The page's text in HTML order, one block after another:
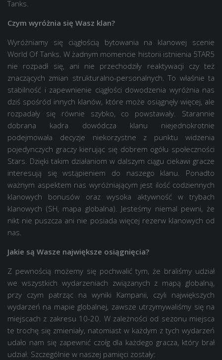
Tanks.
Czym wyróżnia się Wasz klan?
Wyróżniamy się ciągłością bytowania na klanowej scenie
World Of Tanks. W żadnym momencie historii istnienia 5TAR5
nie rozpadł się, ani nie przechodziły reaktywacji czy też
znaczących zmian strukturalno-personalnych. To właśnie ta
stabilność i zapewnienie ciągłości dowodzenia wyróżnia nas
dziś spośród innych klanów, które może osiągnęły więcej, ale
rozpadały się równie szybko, co powstawały. Starannie
dobrana kadra dowódcza klanu niejednokrotnie
podejmowała decyzje niekorzystne z punktu widzenia
pojedynczych graczy kierując się dobrem ogółu społeczności
Stars. Dzięki takim działaniom w dalszym ciągu ciekawi gracze
interesują się wstąpieniem do naszego klanu. Ponadto
ważnym aspektem nas wyróżniającym jest ilość codziennych
klanowych bonusów oraz wysoka aktywność w trybach
klanowych (SH, mapa globalna). Jesteśmy niemal pewni, że
nikt nie puszcza ani nie posiada więcej rezerw klanowych od
nas.
Jakie są Wasze największe osiągnięcia?
Z pewnością możemy się pochwalić tym, że braliśmy udział
we wszystkich wydarzeniach związanych z mapą globalną,
przy czym patrząc na wyniki Kampanii, czyli największych
wydarzeń na mapie globalnej, zawsze utrzymywaliśmy się na
miejscach z zakresu 10-20. W zależności od sezonu miejsca
te trochę się zmieniały, natomiast w każdym z tych wydarzeń
udało nam się zapewnić czołg dla każdego gracza, który brał
udział. Szczególnie w naszej pamięci zostały: